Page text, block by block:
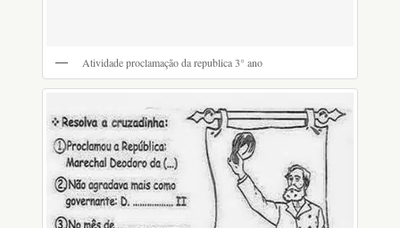
Atividade proclamação da republica 3° ano